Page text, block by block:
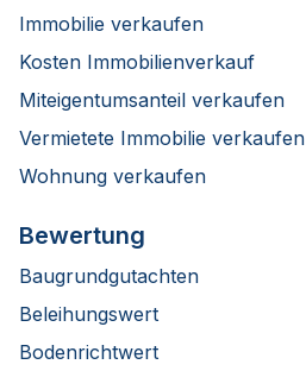
Immobilie verkaufen
Kosten Immobilienverkauf
Miteigentumsanteil verkaufen
Vermietete Immobilie verkaufen
Wohnung verkaufen
Bewertung
Baugrundgutachten
Beleihungswert
Bodenrichtwert